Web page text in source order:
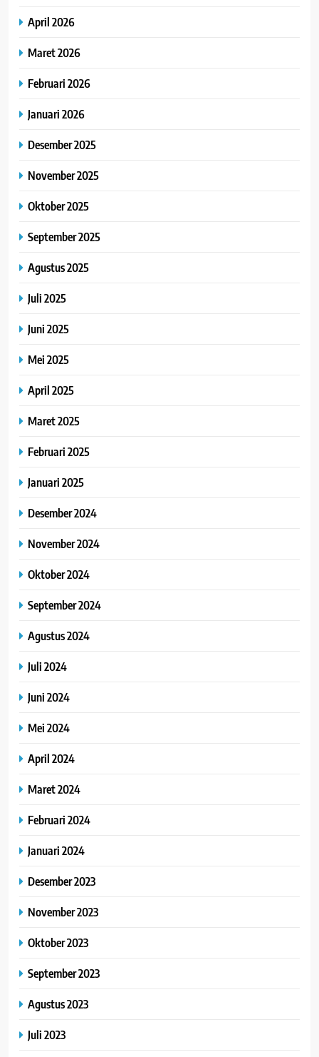
April 2026
Maret 2026
Februari 2026
Januari 2026
Desember 2025
November 2025
Oktober 2025
September 2025
Agustus 2025
Juli 2025
Juni 2025
Mei 2025
April 2025
Maret 2025
Februari 2025
Januari 2025
Desember 2024
November 2024
Oktober 2024
September 2024
Agustus 2024
Juli 2024
Juni 2024
Mei 2024
April 2024
Maret 2024
Februari 2024
Januari 2024
Desember 2023
November 2023
Oktober 2023
September 2023
Agustus 2023
Juli 2023